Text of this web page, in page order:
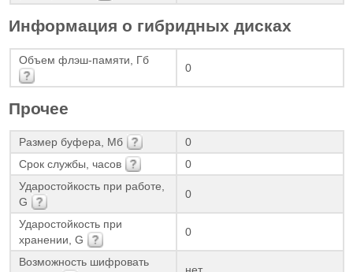
Информация о гибридных дисках
Объем флэш-памяти, Гб
0
Прочее
Размер буфера, Мб
0
Срок службы, часов
0
Ударостойкость при работе,
G
0
Ударостойкость при
хранении, G
0
Возможность шифровать